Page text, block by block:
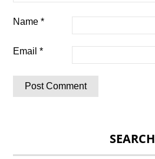
Name*
Email*
SEARCH